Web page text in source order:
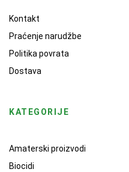
Kontakt
Praćenje narudžbe
Politika povrata
Dostava
KATEGORIJE
Amaterski proizvodi
Biocidi